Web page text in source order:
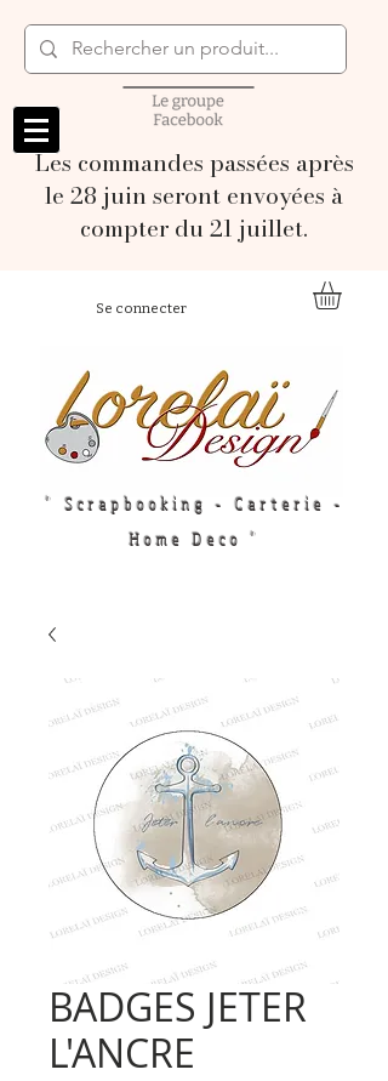
Les commandes passées après
le 28 juin seront envoyées à
compter du 21 juillet.
Se connecter
" Scrapbooking - Carterie -
Home Deco "
BADGES JETER
L'ANCRE